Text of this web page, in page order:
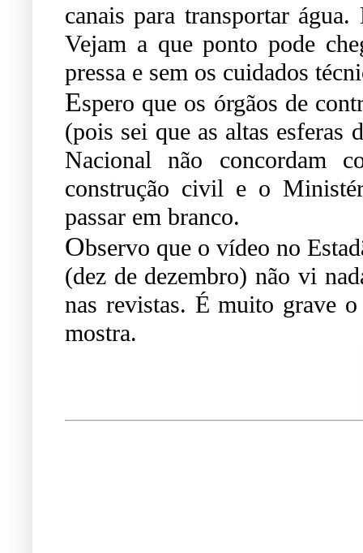
canais para transportar
Vejam a que ponto pode
pressa e sem os cuidados
Espero que os órgãos de
(pois sei que as altas esferas
Nacional não concordam
construção civil e o
passar em branco.
Observo que o vídeo no
(dez de dezembro) não vi
nas revistas. É muito grave
mostra.